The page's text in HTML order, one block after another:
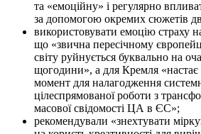
та «емоційну» і регулярно
за допомогою окремих сюжетів
використовувати емоцію страху
що «звична пересічному
світу руйнується буквально на
щогодини», а для Кремля
момент для налагодження
цілеспрямованої роботи з
масової свідомості ЦА в ЄС»;
рекомендували «знехтувати